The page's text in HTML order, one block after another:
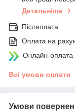
Детальніше
Післяплата
Оплата на
Онлайн-оплата
Всі умови оплати
Умови